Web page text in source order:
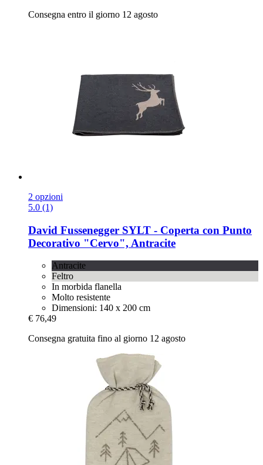
Consegna entro il giorno 12 agosto
2 opzioni
5.0 (1)
David Fussenegger SYLT -​ Coperta con Punto
Decorativo "Cervo", Antracite
Antracite
Feltro
In morbida flanella
Molto resistente
Dimensioni: 140 x 200 cm
€ 76,49
Consegna gratuita fino al giorno 12 agosto